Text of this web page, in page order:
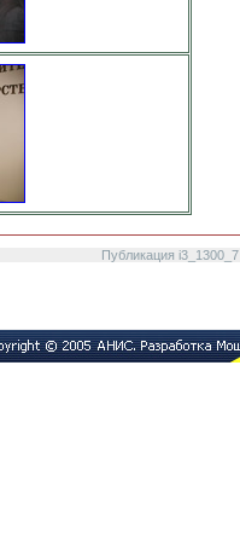
Публикация i3_1300_7